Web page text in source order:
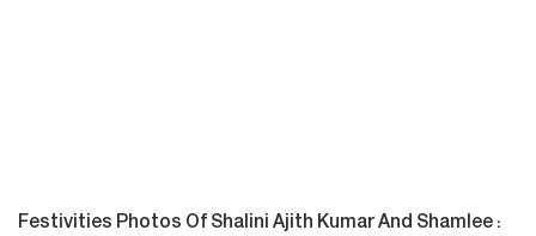
Festivities Photos Of Shalini Ajith Kumar And Shamlee :